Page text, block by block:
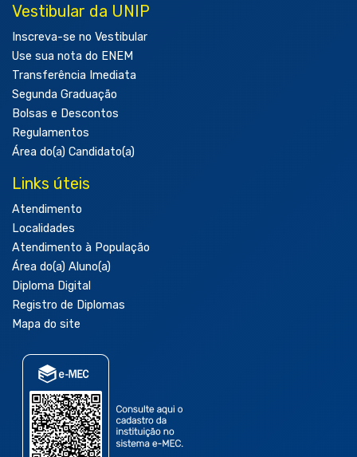
Vestibular da UNIP
Inscreva-se no Vestibular
Use sua nota do ENEM
Transferência Imediata
Segunda Graduação
Bolsas e Descontos
Regulamentos
Área do(a) Candidato(a)
Links úteis
Atendimento
Localidades
Atendimento à População
Área do(a) Aluno(a)
Diploma Digital
Registro de Diplomas
Mapa do site